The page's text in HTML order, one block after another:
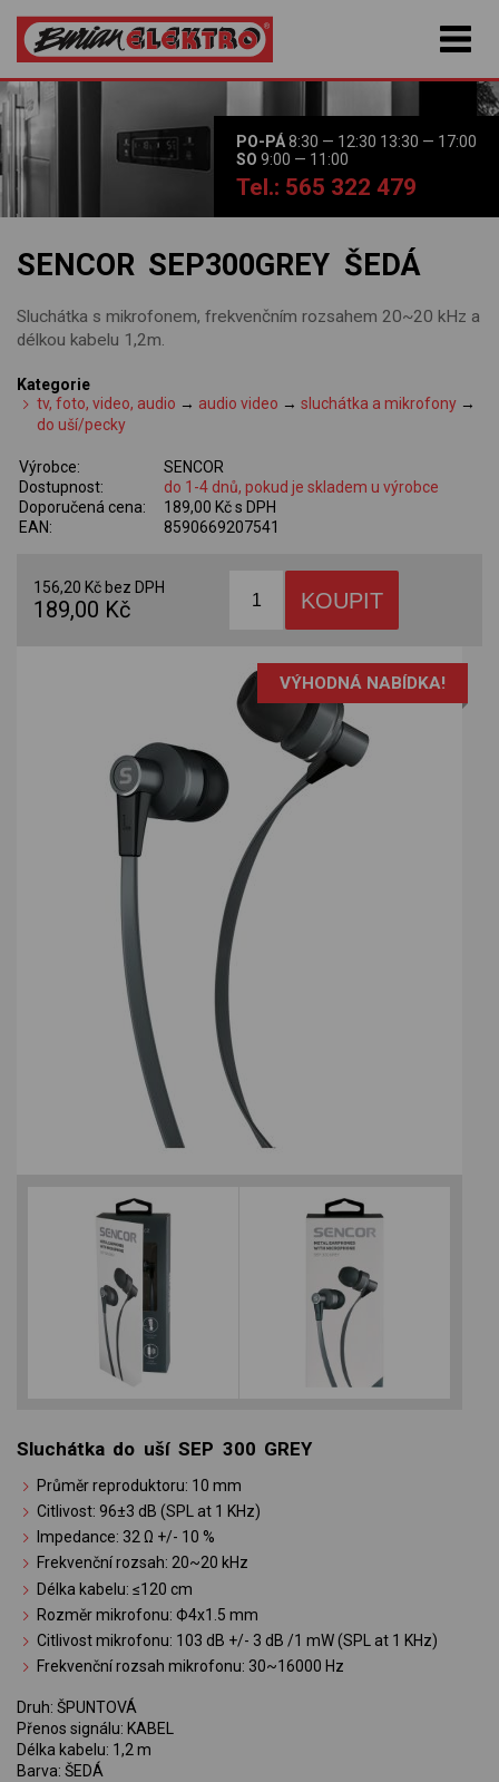
PO-PÁ8:30 — 12:30 13:30 — 17:00
SO 9:00 — 11:00
Tel.: 565 322 479
SENCOR SEP300GREY ŠEDÁ
Sluchátka s mikrofonem, frekvenčním rozsahem 20~20 kHz a
délkou kabelu 1,2m.
Kategorie
tv, foto, video, audio → audio video →sluchátka a mikrofony →
do uší/pecky
Výrobce:
SENCOR
Dostupnost:
do 1-4 dnů, pokud je skladem u výrobce
Doporučená cena:
189,00 Kč s DPH
EAN:
8590669207541
156,20 Kč bez DPH
189,00 Kč
VÝHODNÁ NABÍDKA!
Sluchátka do uší SEP 300 GREY
Průměr reproduktoru: 10 mm
Citlivost: 96±3 dB (SPL at 1 KHz)
Impedance: 32 Ω +/- 10 %
Frekvenční rozsah: 20~20 kHz
Délka kabelu: ≤120 cm
Rozměr mikrofonu: Ф4x1.5 mm
Citlivost mikrofonu: 103 dB +/- 3 dB /1 mW (SPL at 1 KHz)
Frekvenční rozsah mikrofonu: 30~16000 Hz
Druh: ŠPUNTOVÁ
Přenos signálu: KABEL
Délka kabelu: 1,2 m
Barva: ŠEDÁ